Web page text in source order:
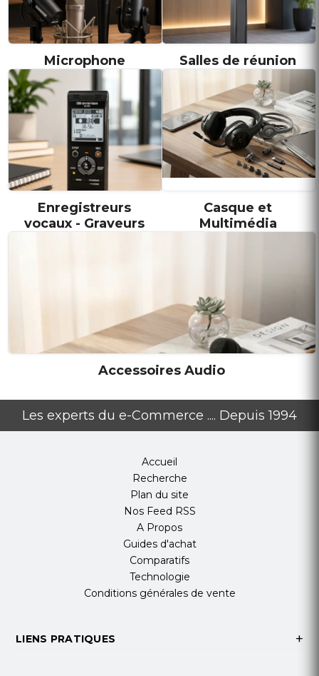
Microphone Salles de réunion
Enregistreurs
vocaux - Graveurs
Casque et
Multimédia
Accessoires Audio
Les experts du e-Commerce .... Depuis 1994
Accueil
Recherche
Plan du site
Nos Feed RSS
A Propos
Guides d'achat
Comparatifs
Technologie
Conditions générales de vente
LIENS PRATIQUES